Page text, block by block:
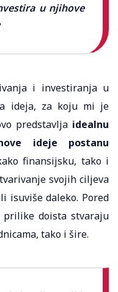
u njihove
i investiranja u
ideja, za koju mi je
predstavlja idealnu
ideje postanu
finansijsku, tako i
svojih ciljeva
isuviše daleko. Pored
doista stvaraju
tako i šire.